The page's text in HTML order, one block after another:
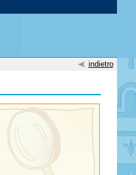
indietro